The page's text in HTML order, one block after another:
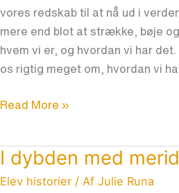
vores redskab til at nå ud i
mere end blot at strække, bøje
hvem vi er, og hvordan vi har
os rigtig meget om, hvordan vi
Read More »
I dybden med
Elev historier / Af Julie Runa
dybden